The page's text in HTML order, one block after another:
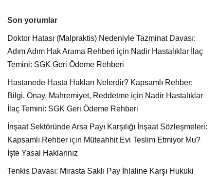
Son yorumlar
Doktor Hatası (Malpraktis) Nedeniyle Tazminat Davası:
Adım Adım Hak Arama Rehberi için Nadir Hastalıklar İlaç
Temini: SGK Geri Ödeme Rehberi
Hastanede Hasta Hakları Nelerdir? Kapsamlı Rehber:
Bilgi, Onay, Mahremiyet, Reddetme için Nadir Hastalıklar
İlaç Temini: SGK Geri Ödeme Rehberi
İnşaat Sektöründe Arsa Payı Karşılığı İnşaat Sözleşmeleri:
Kapsamlı Rehber için Müteahhit Evi Teslim Etmiyor Mu?
İşte Yasal Haklarınız
Tenkis Davası: Mirasta Saklı Pay İhlaline Karşı Hukuki